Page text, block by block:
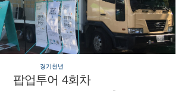
경기천년
팝업투어 4회차